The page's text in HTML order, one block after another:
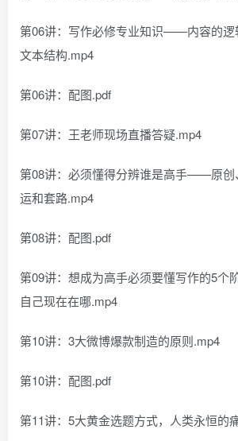
第06讲：写作必修专业知识——内容的逻
文本结构.mp4
第06讲：配图.pdf
第07讲：王老师现场直播答疑.mp4
第08讲：必须懂得分辨谁是高手——原创
运和套路.mp4
第08讲：配图.pdf
第09讲：想成为高手必须要懂写作的5
自己现在在哪.mp4
第10讲：3大微博爆款制造的原则.mp4
第10讲：配图.pdf
第11讲：5大黄金选题方式，人类永恒的